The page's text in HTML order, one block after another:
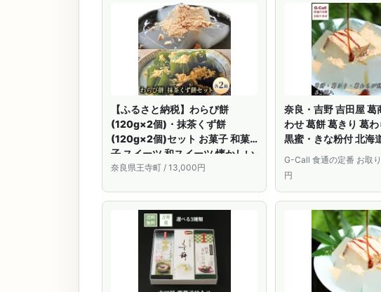
【ふるさと納税】わらび餅
(120g×2個)・抹茶くず餅
(120g×2個)セット お菓子 和菓
子 スイーツ 和スイーツ 懐かしい
味 甘味 お茶うけ お茶のお供 食べ
奈良県王寺町 / 13,000円
奈良・吉野 吉田屋 葛
わせ 葛餅 葛きり 葛
黒蜜・きな粉付 北海
料別 くずもち わらび
り 和菓子 スイーツ
G-Call 食通の定番 お取
円